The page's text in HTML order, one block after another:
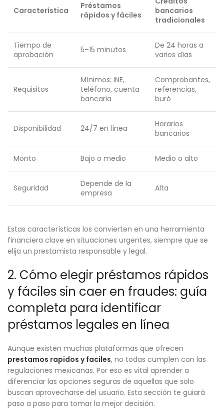
Característica
Préstamos
rápidos y fáciles
bancarios
tradicionales
Tiempo de
aprobación
5–15 minutos
De 24 horas a
varios días
Requisitos
Mínimos: INE,
teléfono, cuenta
bancaria
Comprobantes,
referencias,
buró
Disponibilidad 24/7 en línea
Horarios
bancarios
Monto Bajo o medio Medio o alto
Seguridad
Depende de la
empresa
Alta
Estas características los convierten en una herramienta
financiera clave en situaciones urgentes, siempre que se
elija un prestamista responsable y legal.
2. Cómo elegir préstamos rápidos
y fáciles sin caer en fraudes: guía
completa para identificar
préstamos legales en línea
Aunque existen muchas plataformas que ofrecen
prestamos rapidos y faciles, no todas cumplen con las
regulaciones mexicanas. Por eso es vital aprender a
diferenciar las opciones seguras de aquellas que solo
buscan aprovecharse del usuario. Esta sección te guiará
paso a paso para tomar la mejor decisión.